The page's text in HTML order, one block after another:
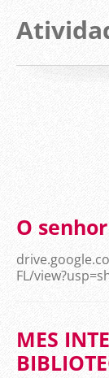
O
FL/
MES